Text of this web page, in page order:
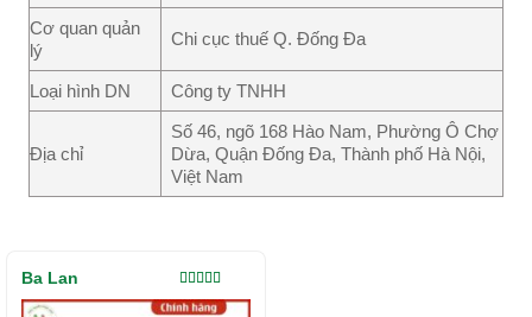
Cơ quan quản
lý
Chi cục thuế Q. Đống Đa
Loại hình DN Công ty TNHH
Địa chỉ
Số 46, ngõ 168 Hào Nam, Phường Ô Chợ
Dừa, Quận Đống Đa, Thành phố Hà Nội,
Việt Nam
Được xếp
Ba Lan